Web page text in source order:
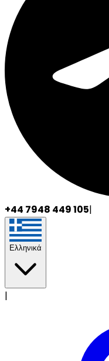
+44 7948 449 105|
Ελληνικά
|